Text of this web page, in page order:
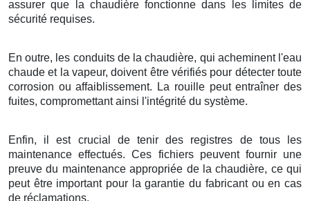
assurer que la chaudière fonctionne dans les limites de
sécurité requises.
En outre, les conduits de la chaudière, qui acheminent l'eau
chaude et la vapeur, doivent être vérifiés pour détecter toute
corrosion ou affaiblissement. La rouille peut entraîner des
fuites, compromettant ainsi l'intégrité du système.
Enfin, il est crucial de tenir des registres de tous les
maintenance effectués. Ces fichiers peuvent fournir une
preuve du maintenance appropriée de la chaudière, ce qui
peut être important pour la garantie du fabricant ou en cas
de réclamations.